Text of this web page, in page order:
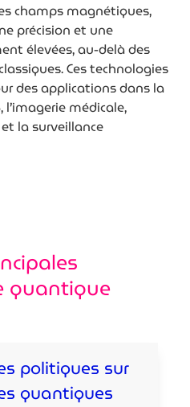
champs magnétiques,
précision et une
élevées, au-delà des
Ces technologies
des applications dans la
médicale,
la surveillance
quantique
politiques sur
quantiques